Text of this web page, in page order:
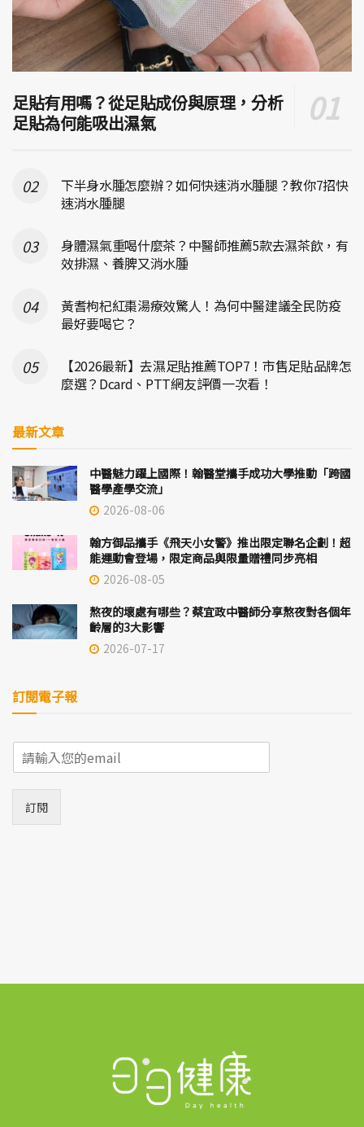
足貼有用嗎？從足貼成份與原理，分析
足貼為何能吸出濕氣
下半身水腫怎麼辦？如何快速消水腫腿？教你7招快
速消水腫腿
身體濕氣重喝什麼茶？中醫師推薦5款去濕茶飲，有
效排濕、養脾又消水腫
黃耆枸杞紅棗湯療效驚人！為何中醫建議全民防疫
最好要喝它？
【2026最新】去濕足貼推薦TOP7！市售足貼品牌怎
麼選？Dcard、PTT網友評價一次看！
最新文章
中醫魅力躍上國際！翰醫堂攜手成功大學推動「跨國
醫學產學交流」
2026-08-06
翰方御品攜手《飛天小女警》推出限定聯名企劃！超
能運動會登場，限定商品與限量贈禮同步亮相
2026-08-05
熬夜的壞處有哪些？蔡宜政中醫師分享熬夜對各個年
齡層的3大影響
2026-07-17
訂閱電子報
E
m
*
訂閱